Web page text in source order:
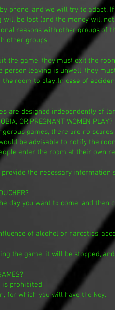
phone, and we will try to adapt.
be lost (and the money will
reasons with other groups of
other groups.
the game, they must exit the
leaving is unwell, they
room to play. In case of
are designed independently of
OR PREGNANT WOMEN PLAY?
games, there are no
be advisable to notify the
enter the room at their own
the necessary
day you want to come, and then
of alcohol or narcotics,
the game, it will be stopped,
is prohibited.
for which you will have the key.